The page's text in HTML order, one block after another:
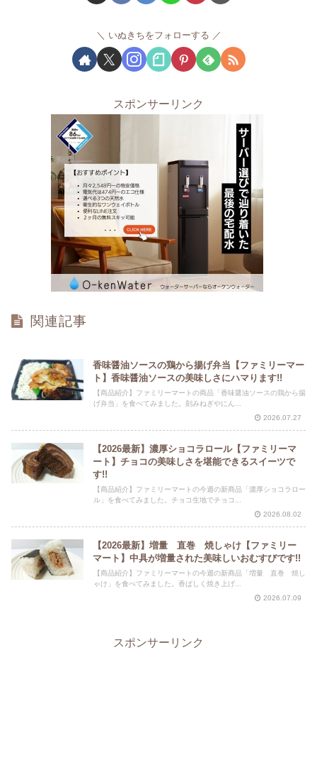
いぬきちをフォローする
スポンサーリンク
関連記事
香味醤油ソースの鶏から揚げ弁当【ファミリーマー
ト】香味醤油ソースの美味しさにハマります!!
【商品紹介】ファミリーマートの商品「香味醤油ソースの鶏から揚
げ弁当」を食べてみました。刻みねぎやにん...
2026.07.27
【2026最新】濃厚ショコラロール【ファミリーマ
ート】チョコの美味しさを堪能できるスイーツで
す!!
【商品紹介】ファミリーマートの今週の新商品「濃厚ショコラロー
ル」を食べてみました。チョコ生地でチョコ...
2026.08.02
【2026最新】増量 直巻 焼しゃけ【ファミリー
マート】中具が増量された美味しいおむすびです!!
【商品紹介】ファミリーマートの今週の新商品「増量 直巻 焼し
ゃけ」を食べてみました。香ばしく焼き上げ...
2026.07.09
スポンサーリンク